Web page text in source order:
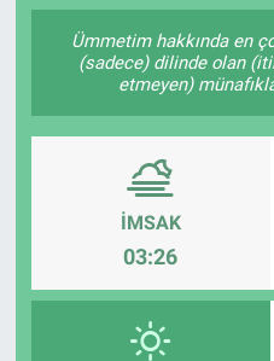
Ümmetim hakkında en
(sadece) dilinde olan
etmeyen)
İMSAK
03:26
Endüstri 4.0
Ağır Sanayi